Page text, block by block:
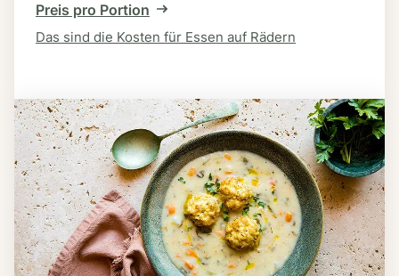
Preis pro Portion
Das sind die Kosten für Essen auf Rädern